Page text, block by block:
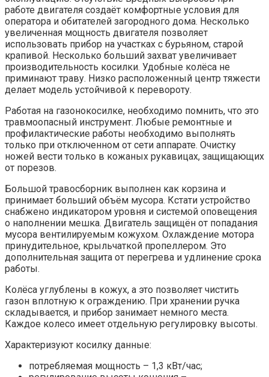
работе двигателя создаёт комфортные условия для
оператора и обитателей загородного дома. Несколько
увеличенная мощность двигателя позволяет
использовать прибор на участках с бурьяном, старой
крапивой. Несколько больший захват увеличивает
производительность косилки. Удобные колёса не
приминают траву. Низко расположенный центр тяжести
делает модель устойчивой к перевороту.
Работая на газонокосилке, необходимо помнить, что это
травмоопасный инструмент. Любые ремонтные и
профилактические работы необходимо выполнять
только при отключенном от сети аппарате. Очистку
ножей вести только в кожаных рукавицах, защищающих
от порезов.
Большой травосборник выполнен как корзина и
принимает больший объём мусора. Кстати устройство
снабжено индикатором уровня и системой оповещения
о наполнении мешка. Двигатель защищён от попадания
мусора вентилируемым кожухом. Охлаждение мотора
принудительное, крыльчаткой пропеллером. Это
дополнительная защита от перегрева и удлинение срока
работы.
Колёса углублены в кожух, а это позволяет чистить
газон вплотную к ограждению. При хранении ручка
складывается, и прибор занимает немного места.
Каждое колесо имеет отдельную регулировку высоты.
Характеризуют косилку данные:
потребляемая мощность – 1,3 кВт/час;